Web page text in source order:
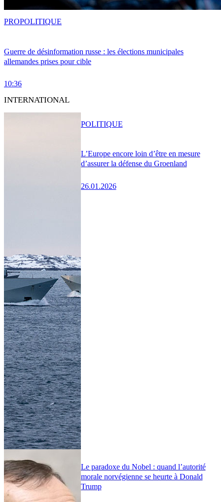
Guerre de désinformation russe : les élections municipales
allemandes prises pour cible
10:36
PROPOLITIQUE
INTERNATIONAL
L’Europe encore loin d’être en mesure
d’assurer la défense du Groenland
26.01.2026
POLITIQUE
Le paradoxe du Nobel : quand l’autorité
morale norvégienne se heurte à Donald
Trump